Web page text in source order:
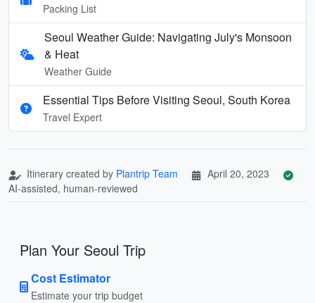
Packing List
Seoul Weather Guide: Navigating July's Monsoon
& Heat
Weather Guide
Essential Tips Before Visiting Seoul, South Korea
Travel Expert
Itinerary created by Plantrip Team
April 20, 2023
AI-assisted, human-reviewed
Plan Your Seoul Trip
Cost Estimator
Estimate your trip budget